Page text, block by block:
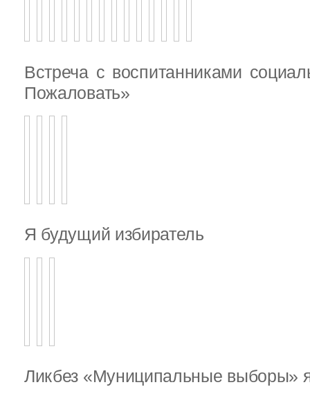
Встреча с воспитанниками
Пожаловать»
Я будущий избиратель
Ликбез «Муниципальные выборы»